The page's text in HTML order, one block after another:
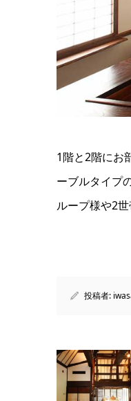
1階と2階にお
ーブルタイプ
ループ様や2
投稿者: